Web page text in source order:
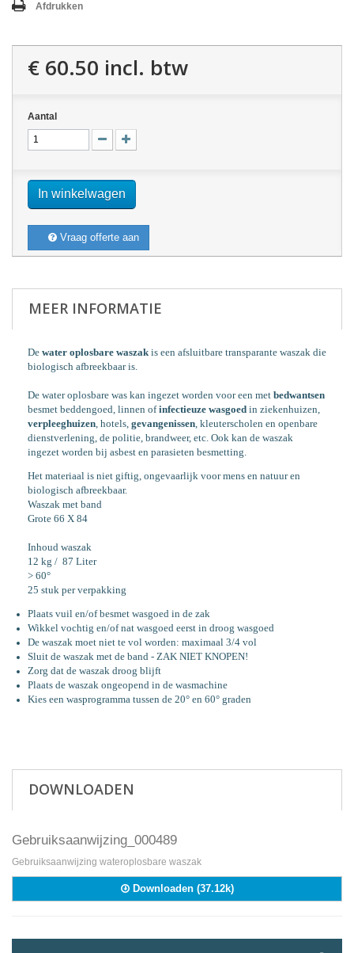
Afdrukken
€ 60.50 incl. btw
Aantal
In winkelwagen
Vraag offerte aan
MEER INFORMATIE
De water oplosbare waszak is een afsluitbare transparante waszak die
biologisch afbreekbaar is.
De water oplosbare was kan ingezet worden voor een met bedwantsen
besmet beddengoed, linnen of infectieuze wasgoed in ziekenhuizen,
verpleeghuizen, hotels, gevangenissen, kleuterscholen en openbare
dienstverlening, de politie, brandweer, etc. Ook kan de waszak
ingezet worden bij asbest en parasieten besmetting.
Het materiaal is niet giftig, ongevaarlijk voor mens en natuur en
biologisch afbreekbaar.
Waszak met band
Grote 66 X 84
Inhoud waszak
12 kg / 87 Liter
> 60°
25 stuk per verpakking
Plaats vuil en/of besmet wasgoed in de zak
Wikkel vochtig en/of nat wasgoed eerst in droog wasgoed
De waszak moet niet te vol worden: maximaal 3/4 vol
Sluit de waszak met de band - ZAK NIET KNOPEN!
Zorg dat de waszak droog blijft
Plaats de waszak ongeopend in de wasmachine
Kies een wasprogramma tussen de 20° en 60° graden
DOWNLOADEN
Gebruiksaanwijzing_000489
Gebruiksaanwijzing wateroplosbare waszak
Downloaden (37.12k)